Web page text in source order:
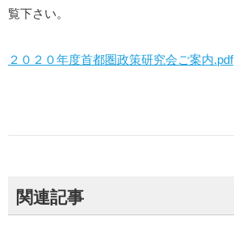
覧下さい。
２０２０年度首都圏政策研究会ご案内.pdf
関連記事